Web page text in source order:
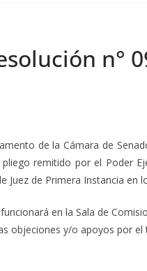
n°
de la Cámara de
remitido por el Poder
Juez de Primera Instancia en
en la Sala de
objeciones y/o apoyos por el